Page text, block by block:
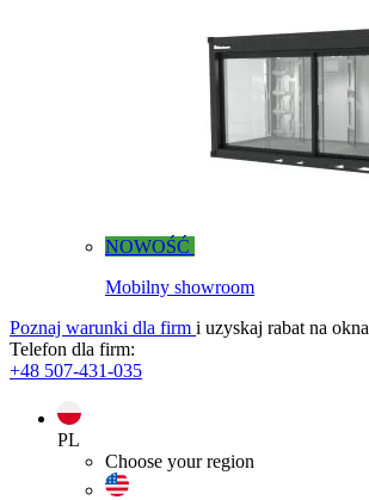
NOWOŚĆ
Mobilny showroom
Poznaj warunki dla firm i uzyskaj rabat na okna
Telefon dla firm:
+48 507-431-035
PL
Choose your region